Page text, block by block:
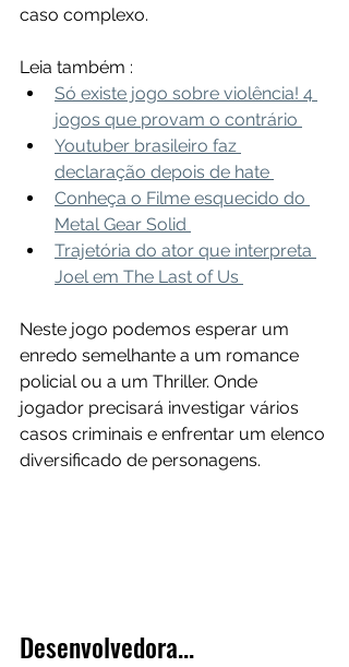
caso complexo.
Leia também :
Só existe jogo sobre violência! 4
jogos que provam o contrário
Youtuber brasileiro faz
declaração depois de hate
Conheça o Filme esquecido do
Metal Gear Solid
Trajetória do ator que interpreta
Joel em The Last of Us
Neste jogo podemos esperar um
enredo semelhante a um romance
policial ou a um Thriller. Onde
jogador precisará investigar vários
casos criminais e enfrentar um elenco
diversificado de personagens.
Desenvolvedora...